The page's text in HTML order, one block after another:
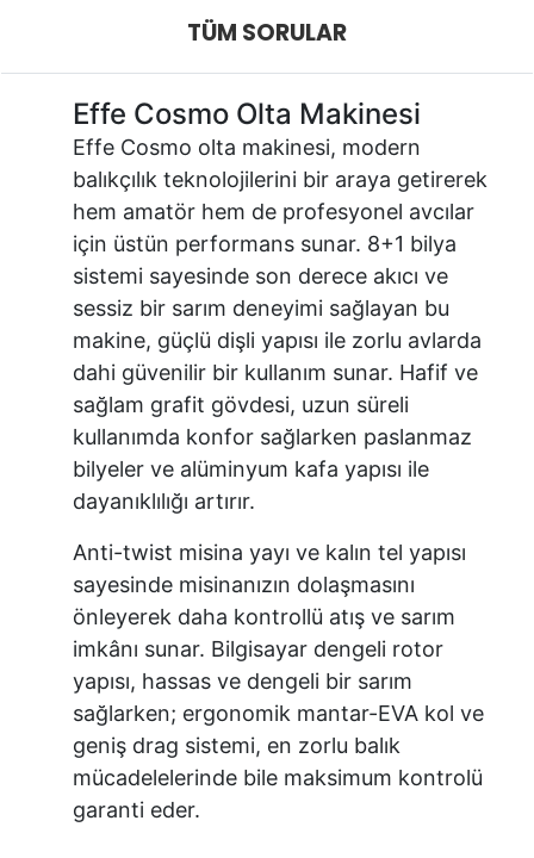
TÜM SORULAR
Effe Cosmo Olta Makinesi
Effe Cosmo olta makinesi, modern
balıkçılık teknolojilerini bir araya getirerek
hem amatör hem de profesyonel avcılar
için üstün performans sunar. 8+1 bilya
sistemi sayesinde son derece akıcı ve
sessiz bir sarım deneyimi sağlayan bu
makine, güçlü dişli yapısı ile zorlu avlarda
dahi güvenilir bir kullanım sunar. Hafif ve
sağlam grafit gövdesi, uzun süreli
kullanımda konfor sağlarken paslanmaz
bilyeler ve alüminyum kafa yapısı ile
dayanıklılığı artırır.
Anti-twist misina yayı ve kalın tel yapısı
sayesinde misinanızın dolaşmasını
önleyerek daha kontrollü atış ve sarım
imkânı sunar. Bilgisayar dengeli rotor
yapısı, hassas ve dengeli bir sarım
sağlarken; ergonomik mantar-EVA kol ve
geniş drag sistemi, en zorlu balık
mücadelelerinde bile maksimum kontrolü
garanti eder.